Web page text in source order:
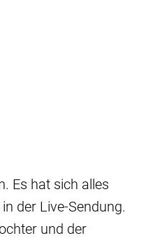
Es hat sich alles
der Live-Sendung.
und der